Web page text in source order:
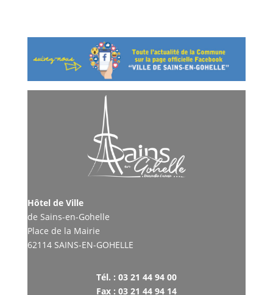
Hôtel de Ville
de Sains-en-Gohelle
Place de la Mairie
62114 SAINS-EN-GOHELLE
Tél. : 03 21 44 94 00
Fax : 03 21 44 94 14